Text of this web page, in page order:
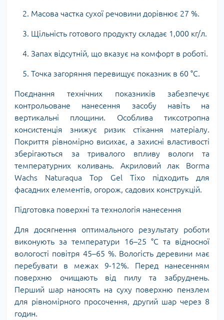
2. Масова частка сухої речовини дорівнює 27 %.
3. Щільність готового продукту складає 1,000 кг/л.
4. Запах відсутній, що вказує на комфорт в роботі.
5. Точка загоряння перевищує показник в 60 °C.
Поєднання технічних показників забезпечує
контрольоване нанесення засобу навіть на
вертикальні площини. Особлива тиксотропна
консистенція знижує ризик стікання матеріалу.
Покриття рівномірно висихає, а захисні властивості
зберігаються за тривалого впливу вологи та
температурних коливань. Акриловий лак Borma
Wachs Naturaqua Top Gel Tixo підходить для
фасадних елементів, огорож, садових конструкцій.
Підготовка поверхні та технологія нанесення
Для досягнення оптимального результату роботи
виконують за температури 16–25 °C та відносної
вологості повітря 45–65 %. Вологість деревини має
перебувати в межах 9-12%. Перед нанесенням
поверхню очищають від пилу та забруднень.
Перший шар наносять на суху поверхню пензлем
для рівномірного просочення, другий шар через 8
годин.